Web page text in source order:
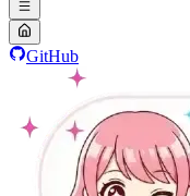
GitHub